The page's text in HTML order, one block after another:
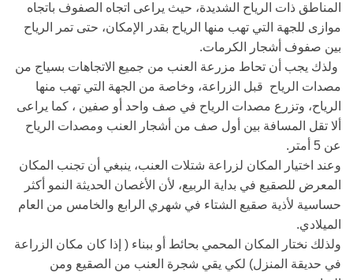
المناطق ذات الرياح الشديدة، حيث يراعى اتجاه الصفوف باتجاه
موازى للجهة التي تهب منها الریاح بقدر الإمكان، حتى تمر الریاح
بین صفوف أشجار الكرمات.
ولذك یجب أن تحاط مزرعة العنب من جميع الاتجاهات بسیاج من
مصدات الریاح قبل الزراعة، وخاصة من الجهة التي تهب منها
الریاح، وتزرع مصدات الرياح في صف واحد أو صفین ، كما يراعى
ألا تقل المسافة بين أول صف من أشجار العنب ومصدات الرياح
عن 5 أمتر.
وعند اختيار المكان لزراعة شتلات العنب، ينبغي أن تجنب المكان
المعرض للصقيع في بداية الربيع، لأن الأغصان الحديثة النمو أكثر
حساسية لأذية صقيع الشتاء في شهري الرابع والخامس من العام
الميلادي.
ولذلك نختار المكان المحمي بحائط أو ببناء ( إذا كان مكان الزراعة
في حديقة المنزل) لكي يقي شجرة العنب من الصقيع ومن